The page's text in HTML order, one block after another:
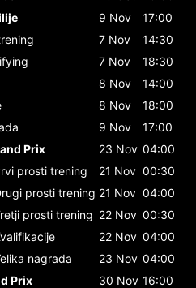
9 Nov
17:00
7 Nov
14:30
7 Nov
18:30
8 Nov
14:00
8 Nov
18:00
9 Nov
17:00
Prix
23 Nov 04:00
prosti trening 21 Nov 00:30
prosti trening 21 Nov 04:00
prosti trening 22 Nov 00:30
22 Nov 04:00
nagrada 23 Nov 04:00
Prix
30 Nov 16:00